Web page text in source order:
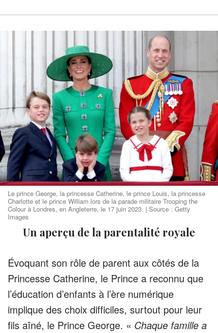
Le prince George, la princesse Catherine, le prince Louis, la princesse
Charlotte et le prince William lors de la parade militaire Trooping the
Colour à Londres, en Angleterre, le 17 juin 2023. | Source : Getty
Images
Un aperçu de la parentalité royale
Évoquant son rôle de parent aux côtés de la
Princesse Catherine, le Prince a reconnu que
l’éducation d’enfants à l’ère numérique
implique des choix difficiles, surtout pour leur
fils aîné, le Prince George. « Chaque famille a